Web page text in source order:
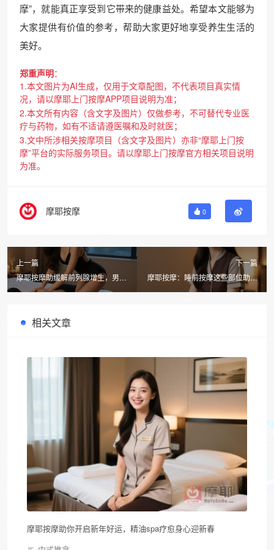
摩”，就能真正享受到它带来的健康益处。希望本文能够为
大家提供有价值的参考，帮助大家更好地享受养生生活的
美好。
郑重声明：
1.本文图片为AI生成，仅用于文章配图，不代表项目真实情
况，请以摩耶上门按摩APP项目说明为准；
2.本文所有内容（含文字及图片）仅做参考，不可替代专业医
疗与药物，如有不适请遵医嘱和及时就医；
3.文中所涉相关按摩项目（含文字及图片）亦非“摩耶上门按
摩”平台的实际服务项目。请以摩耶上门按摩官方相关项目说明
为准。
摩耶按摩 0
上一篇
摩耶按摩助缓解前列腺增生，男士
专属健康项目全解析
下一篇
摩耶按摩：睡前按摩这些部位助你
一夜好眠，如何选择优质上门服
相关文章
摩耶按摩助你开启新年好运，精油spa疗愈身心迎新春